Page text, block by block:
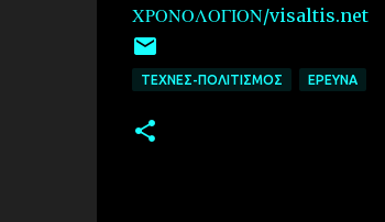
ΧΡΟΝΟΛΟΓΙΟΝ/visaltis.net
ΤΕΧΝΕΣ-ΠΟΛΙΤΙΣΜΟΣ EΡΕΥΝΑ